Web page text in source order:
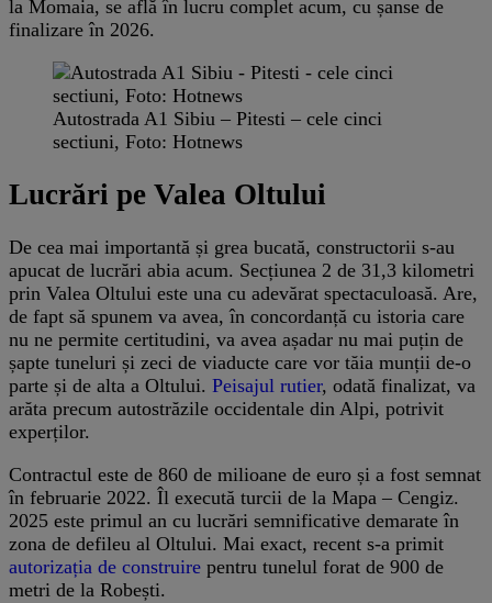
la Momaia, se află în lucru complet acum, cu șanse de
finalizare în 2026.
Autostrada A1 Sibiu – Pitesti – cele cinci
sectiuni, Foto: Hotnews
Lucrări pe Valea Oltului
De cea mai importantă și grea bucată, constructorii s-au
apucat de lucrări abia acum. Secțiunea 2 de 31,3 kilometri
prin Valea Oltului este una cu adevărat spectaculoasă. Are,
de fapt să spunem va avea, în concordanță cu istoria care
nu ne permite certitudini, va avea așadar nu mai puțin de
șapte tuneluri și zeci de viaducte care vor tăia munții de-o
parte și de alta a Oltului. Peisajul rutier, odată finalizat, va
arăta precum autostrăzile occidentale din Alpi, potrivit
experților.
Contractul este de 860 de milioane de euro și a fost semnat
în februarie 2022. Îl execută turcii de la Mapa – Cengiz.
2025 este primul an cu lucrări semnificative demarate în
zona de defileu al Oltului. Mai exact, recent s-a primit
autorizația de construire pentru tunelul forat de 900 de
metri de la Robești.